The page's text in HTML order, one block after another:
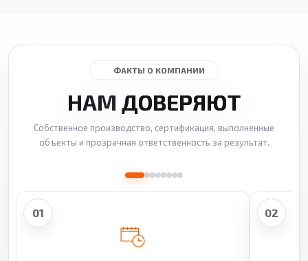
ФАКТЫ О КОМПАНИИ
НАМ ДОВЕРЯЮТ
Собственное производство, сертификация, выполненные
объекты и прозрачная ответственность за результат.
01 02